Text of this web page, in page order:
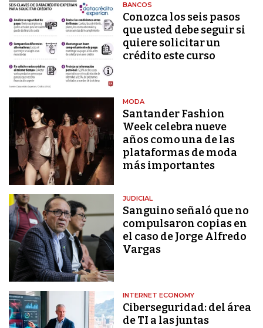
BANCOS
Conozca los seis pasos
que usted debe seguir si
quiere solicitar un
crédito este curso
MODA
Santander Fashion
Week celebra nueve
años como una de las
plataformas de moda
más importantes
JUDICIAL
Sanguino señaló que no
compulsaron copias en
el caso de Jorge Alfredo
Vargas
INTERNET ECONOMY
Ciberseguridad: del área
de TI a las juntas